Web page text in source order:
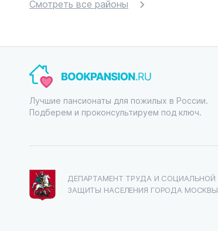
Смотреть все районы
Лучшие пансионаты для пожилых в России.
Подберем и проконсультируем под ключ.
ДЕПАРТАМЕНТ ТРУДА И СОЦИАЛЬНОЙ
ЗАЩИТЫ НАСЕЛЕНИЯ ГОРОДА МОСКВЫ